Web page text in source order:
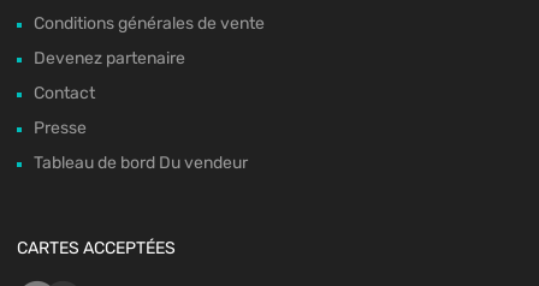
Conditions générales de vente
Devenez partenaire
Contact
Presse
Tableau de bord Du vendeur
CARTES ACCEPTÉES